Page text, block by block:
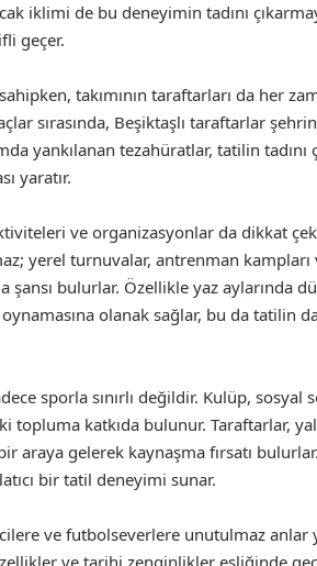
iklimi de bu deneyimin tadını
geçer.
takımının taraftarları da her
sırasında, Beşiktaşlı taraftarlar
yankılanan tezahüratlar, tatilin tadını
yaratır.
ve organizasyonlar da dikkat
yerel turnuvalar, antrenman
bulurlar. Özellikle yaz aylarında
olanak sağlar, bu da tatilin
sporla sınırlı değildir. Kulüp, sosyal
topluma katkıda bulunur. Taraftarlar,
araya gelerek kaynaşma fırsatı
bir tatil deneyimi sunar.
ve futbolseverlere unutulmaz anlar
ve tarihi zenginlikler eşliğinde